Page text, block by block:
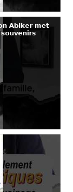
𝗔𝗯𝗶𝗸𝗲𝗿 𝗺𝗲𝘁